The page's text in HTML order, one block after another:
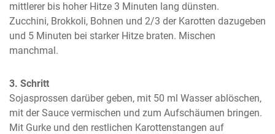
mittlerer bis hoher Hitze 3 Minuten lang dünsten.
Zucchini, Brokkoli, Bohnen und 2/3 der Karotten dazugeben
und 5 Minuten bei starker Hitze braten. Mischen
manchmal.
3. Schritt
Sojasprossen darüber geben, mit 50 ml Wasser ablöschen,
mit der Sauce vermischen und zum Aufschäumen bringen.
Mit Gurke und den restlichen Karottenstangen auf